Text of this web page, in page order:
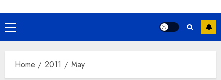
Primary
Menu
Home 2011 May